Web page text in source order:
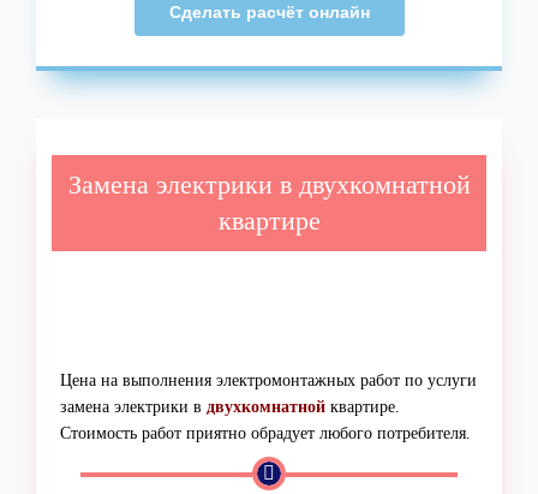
Сделать расчёт онлайн
Замена электрики в двухкомнатной
квартире
Цена на выполнения электромонтажных работ по услуги
замена электрики в двухкомнатнойквартире.
Стоимость работ приятно обрадует любого потребителя.